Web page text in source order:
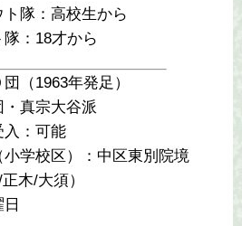
隊：高校生から
：18才から
（1963年発足）
真宗大谷派
入：可能
学校区）：中区東別院境
木/大須）